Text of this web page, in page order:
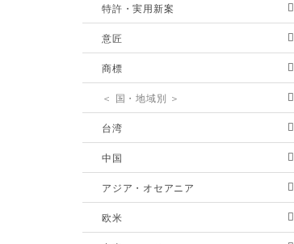
特許・実用新案
意匠
商標
＜ 国・地域別 ＞
台湾
中国
アジア・オセアニア
欧米